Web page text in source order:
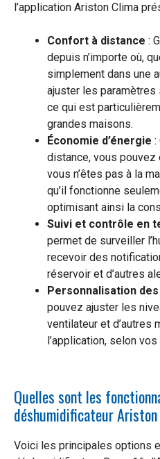
l’application Ariston Clima
Confort à distance :
depuis n’importe où,
simplement dans une
ajuster les paramètres
ce qui est
grandes maisons.
Économie d’énergie :
distance, vous pouvez
vous n’êtes pas à la
qu’il fonctionne
optimisant ainsi la
Suivi et contrôle en
permet de surveiller
recevoir des
réservoir et d’autres
Personnalisation
pouvez ajuster les
ventilateur et d’autres
l’application, selon
Quelles sont les
déshumidificateur Ariston
Voici les principales options